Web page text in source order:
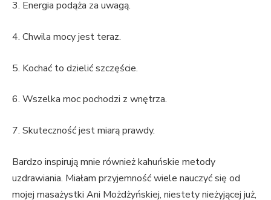
3. Energia podąża za uwagą.
4. Chwila mocy jest teraz.
5. Kochać to dzielić szczęście.
6. Wszelka moc pochodzi z wnętrza.
7. Skuteczność jest miarą prawdy.
Bardzo inspirują mnie również kahuńskie metody
uzdrawiania. Miałam przyjemność wiele nauczyć się od
mojej masażystki Ani Możdżyńskiej, niestety nieżyjącej już,